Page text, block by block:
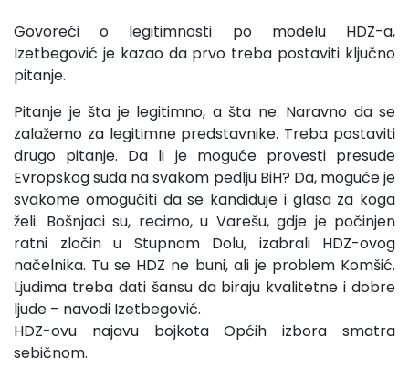
Govoreći o legitimnosti po modelu HDZ-a,
Izetbegović je kazao da prvo treba postaviti ključno
pitanje.
Pitanje je šta je legitimno, a šta ne. Naravno da se
zalažemo za legitimne predstavnike. Treba postaviti
drugo pitanje. Da li je moguće provesti presude
Evropskog suda na svakom pedlju BiH? Da, moguće je
svakome omogućiti da se kandiduje i glasa za koga
želi. Bošnjaci su, recimo, u Varešu, gdje je počinjen
ratni zločin u Stupnom Dolu, izabrali HDZ-ovog
načelnika. Tu se HDZ ne buni, ali je problem Komšić.
Ljudima treba dati šansu da biraju kvalitetne i dobre
ljude – navodi Izetbegović.
HDZ-ovu najavu bojkota Općih izbora smatra
sebičnom.